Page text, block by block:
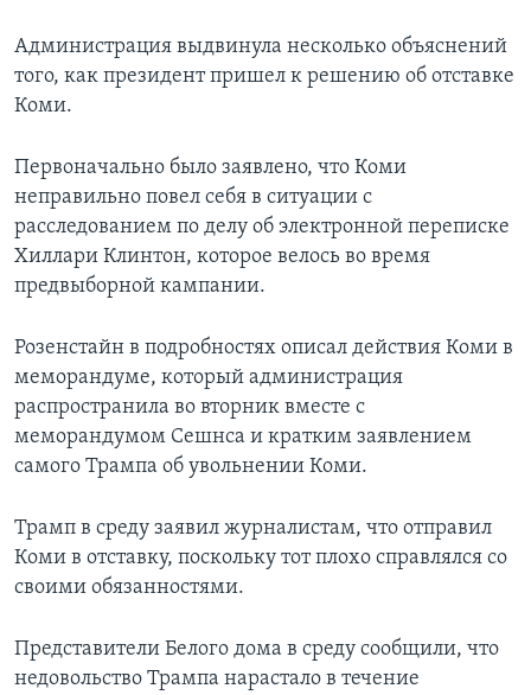
Администрация выдвинула несколько объяснений
того, как президент пришел к решению об отставке
Коми.
Первоначально было заявлено, что Коми
неправильно повел себя в ситуации с
расследованием по делу об электронной переписке
Хиллари Клинтон, которое велось во время
предвыборной кампании.
Розенстайн в подробностях описал действия Коми в
меморандуме, который администрация
распространила во вторник вместе с
меморандумом Сешнса и кратким заявлением
самого Трампа об увольнении Коми.
Трамп в среду заявил журналистам, что отправил
Коми в отставку, поскольку тот плохо справлялся со
своими обязанностями.
Представители Белого дома в среду сообщили, что
недовольство Трампа нарастало в течение